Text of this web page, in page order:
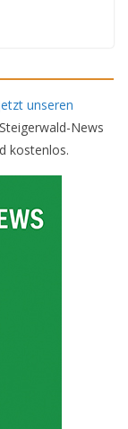
unseren
News
kostenlos.